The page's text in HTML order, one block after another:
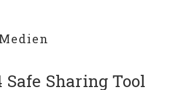
Safe Sharing Tool